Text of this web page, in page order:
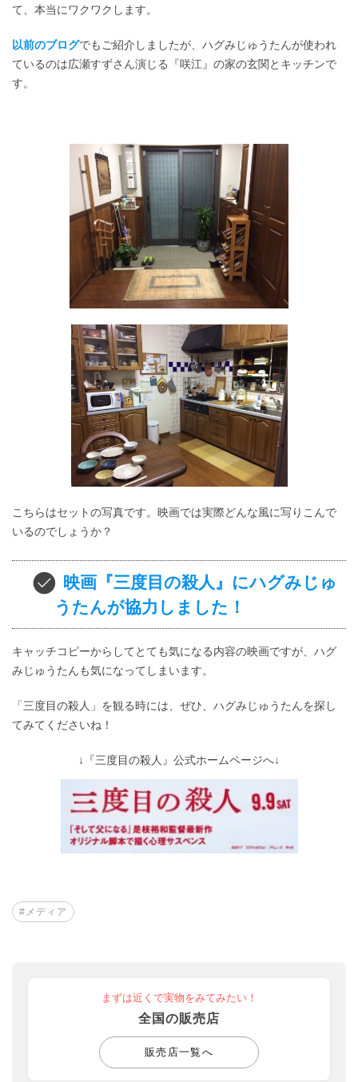
て、本当にワクワクします。
以前のブログでもご紹介しましたが、ハグみじゅうたんが使われ
ているのは広瀬すずさん演じる『咲江』の家の玄関とキッチンで
す。
こちらはセットの写真です。映画では実際どんな風に写りこんで
いるのでしょうか？
映画『三度目の殺人』にハグみじゅ
うたんが協力しました！
キャッチコピーからしてとても気になる内容の映画ですが、ハグ
みじゅうたんも気になってしまいます。
「三度目の殺人」を観る時には、ぜひ、ハグみじゅうたんを探し
てみてくださいね！
↓『三度目の殺人』公式ホームページへ↓
#メディア
まずは近くで実物をみてみたい！
全国の販売店
販売店一覧へ